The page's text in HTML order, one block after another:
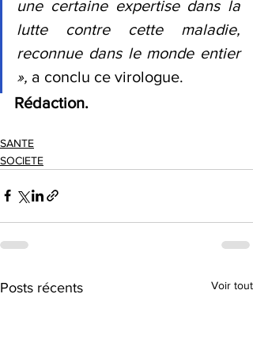
une certaine expertise dans la
lutte contre cette maladie,
reconnue dans le monde entier
», a conclu ce virologue.
Rédaction.
SANTE
SOCIETE
Posts récents Voir tout